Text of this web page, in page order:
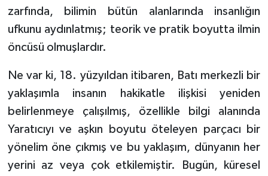
zarfında, bilimin bütün alanlarında insanlığın
ufkunu aydınlatmış; teorik ve pratik boyutta ilmin
öncüsü olmuşlardır.
Ne var ki, 18. yüzyıldan itibaren, Batı merkezli bir
yaklaşımla insanın hakikatle ilişkisi yeniden
belirlenmeye çalışılmış, özellikle bilgi alanında
Yaratıcıyı ve aşkın boyutu öteleyen parçacı bir
yönelim öne çıkmış ve bu yaklaşım, dünyanın her
yerini az veya çok etkilemiştir. Bugün, küresel